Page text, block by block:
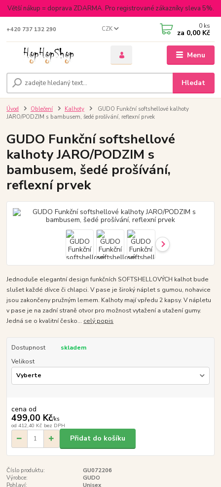
Větší nákup = doprava ZDARMA. Pro registrované zákazníky sleva 5%.
Menu
CZK
Hledat
+420 737 132 290 0 ks
za 0,00 Kč
Úvod Oblečení Kalhoty
GUDO Funkční softshellové kalhoty
JARO/PODZIM s bambusem, šedé prošívání, reflexní prvek
GUDO Funkční softshellové
kalhoty JARO/PODZIM s
bambusem, šedé prošívání,
reflexní prvek
Jednoduše elegantní design funkčních SOFTSHELLOVÝCH kalhot bude
slušet každé dívce či chlapci. V pase je široký náplet s gumou, nohavice
jsou zakončeny pružným lemem. Kalhoty mají vpředu 2 kapsy. V nápletu
v pase je na zadní straně otvor pro možnost vytažení a utažení gumy.
Jedná se o kvalitní česko... celý popis
Dostupnost
skladem
Velikost
cena od
499,00 Kč/ks
od 412,40 Kč bez DPH
Přidat do košíku
Číslo produktu:
GU072206
Výrobce:
GUDO
Pohlaví:
Unisex